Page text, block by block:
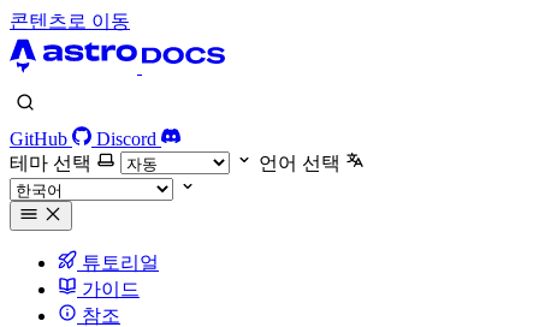
콘텐츠로 이동
GitHub
Discord
테마 선택
언어 선택
튜토리얼
가이드
참조